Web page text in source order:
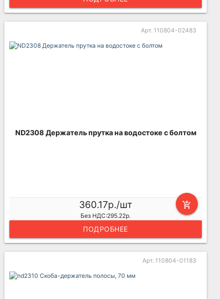
Арт. 110804-02483
ND2308 Держатель прутка на водостоке с болтом
add_shopping_cart
360.17р./шт
Без НДС:295.22р.
ПОДРОБНЕЕ
Арт. 110804-01183